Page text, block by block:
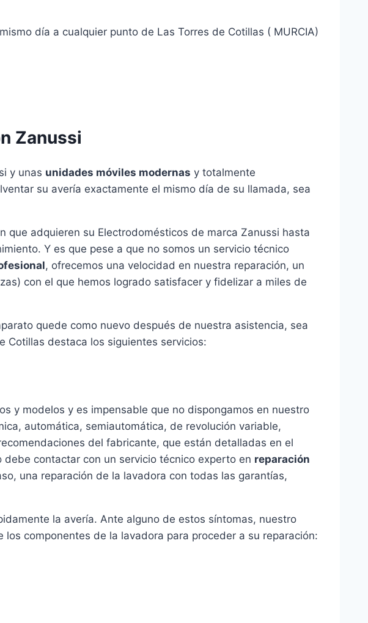
día a cualquier punto de Las Torres de Cotillas ( MURCIA)
Zanussi
y unas unidades móviles modernas y totalmente
su avería exactamente el mismo día de su llamada, sea
adquieren su Electrodomésticos de marca Zanussi hasta
Y es que pese a que no somos un servicio técnico
, ofrecemos una velocidad en nuestra reparación, un
con el que hemos logrado satisfacer y fidelizar a miles de
quede como nuevo después de nuestra asistencia, sea
Cotillas destaca los siguientes servicios:
y modelos y es impensable que no dispongamos en nuestro
automática, semiautomática, de revolución variable,
del fabricante, que están detalladas en el
contactar con un servicio técnico experto en reparación
una reparación de la lavadora con todas las garantías,
la avería. Ante alguno de estos síntomas, nuestro
los componentes de la lavadora para proceder a su reparación: